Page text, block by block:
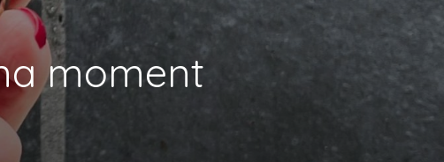
moment